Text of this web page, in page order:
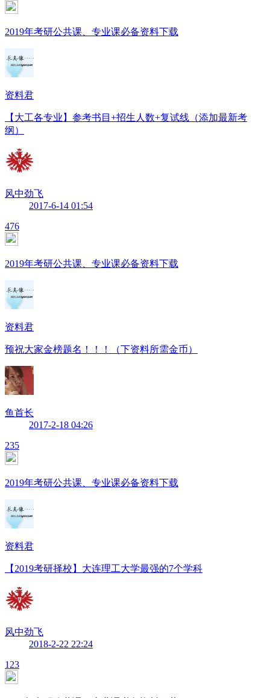
2019年考研公共课、专业课必备资料下载
资料君
【大工各专业】参考书目+招生人数+复试线（添加最新考
纲）
风中劲飞
2017-6-14 01:54
476
2019年考研公共课、专业课必备资料下载
资料君
预祝大家金榜题名！！！（下资料所需金币）
鱼首长
2017-2-18 04:26
235
2019年考研公共课、专业课必备资料下载
资料君
【2019考研择校】大连理工大学最强的7个学科
风中劲飞
2018-2-22 22:24
123